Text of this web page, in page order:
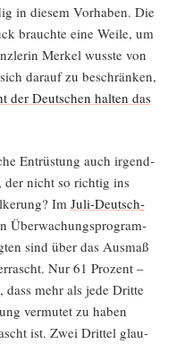
in die­sem Vor­ha­ben. Die
brauch­te eine Wei­le, um
Mer­kel wuss­te von
dar­auf zu beschrän­ken,
der Deut­schen hal­ten das
Ent­rüs­tung auch irgend­
nicht so rich­tig ins
Im Juli-Deutsch­
Über­wa­chungs­pro­gram­
sind über das Aus­maß
Nur 61 Pro­zent –
mehr als jede Drit­te
ver­mu­tet zu haben
ist. Zwei Drit­tel glau­